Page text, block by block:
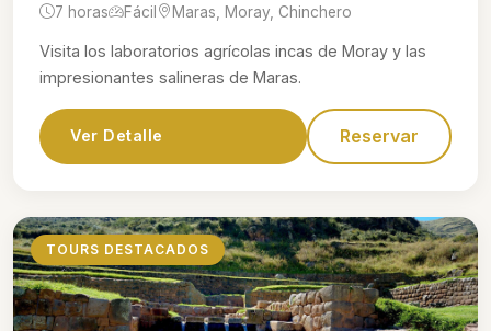
7 horas Fácil Maras, Moray, Chinchero
Visita los laboratorios agrícolas incas de Moray y las
impresionantes salineras de Maras.
Ver Detalle Reservar
TOURS DESTACADOS